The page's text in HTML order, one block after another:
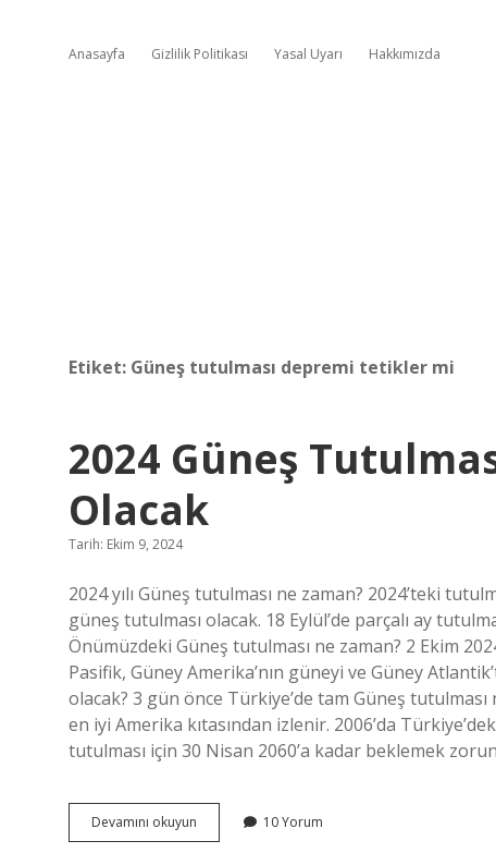
Anasayfa Gizlilik Politikası Yasal Uyarı Hakkımızda
Etiket: Güneş tutulması depremi tetikler mi
2024 Güneş
Olacak
Tarih: Ekim 9, 2024
2024 yılı Güneş tutulması ne zaman? 2024’teki
güneş tutulması olacak. 18 Eylül’de parçalı ay
Önümüzdeki Güneş tutulması ne zaman? 2 Ekim
Pasifik, Güney Amerika’nın güneyi ve Güney
olacak? 3 gün önce Türkiye’de tam Güneş
en iyi Amerika kıtasından izlenir. 2006’da
tutulması için 30 Nisan 2060’a kadar beklemek
Devamını okuyun
Güneş
10 Yorum